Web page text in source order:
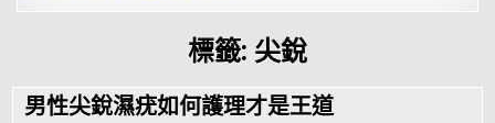
標籤: 尖銳
男性尖銳濕疣如何護理才是王道